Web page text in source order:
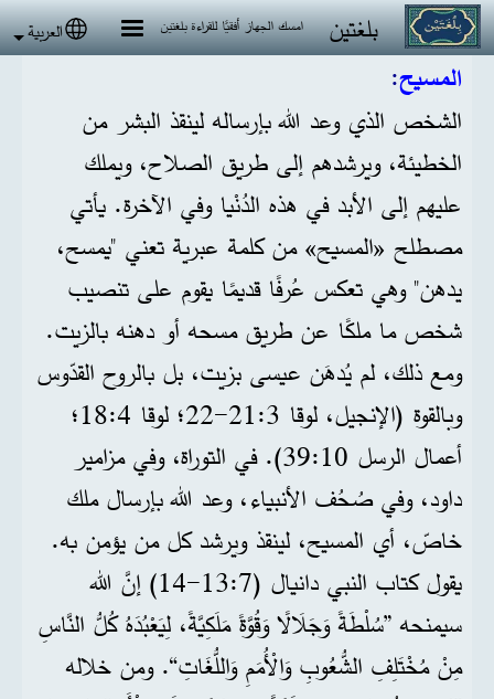
تجاوز إلى المحتوى الرئيسي
بلغتين امسك الجهاز أفقيًا للقراءة بلغتين العربية
المسيح:
الشخص الذي وعد الله بإرساله لينقذ البشر من
الخطيئة، ويرشدهم إلى طريق الصلاح، ويملك
عليهم إلى الأبد في هذه الدُنْيا وفي الآخرة. يأتي
مصطلح «المسيح» من كلمة عبرية تعني "يمسح،
يدهن" وهي تعكس عُرفًا قديمًا يقوم على تنصيب
شخص ما ملكًا عن طريق مسحه أو دهنه بالزيت.
ومع ذلك، لم يُدهَن عيسى بزيت، بل بالروح القدّوس
وبالقوة (الإنجيل، لوقا 3:‏21‏-22؛ لوقا 4:‏18؛
أعمال الرسل 10:‏39). في التوراة، وفي مزامير
داود، وفي صُحُف الأنبياء، وعد الله بإرسال ملك
خاصّ، أي المسيح، لينقذ ويرشد كل من يؤمن به.
يقول كتاب النبي دانيال (7:‏13-‏14) إنَّ الله
سيمنحه ”سُلْطَةً وَجَلَالًا وَقُوَّةً مَلَكِيَّةً، لِيَعْبُدَهُ كُلُّ النَّاسِ
مِنْ مُخْتَلِفِ الشُّعُوبِ وَالْأُمَمِ وَاللُّغَاتِ“. ومن خلاله